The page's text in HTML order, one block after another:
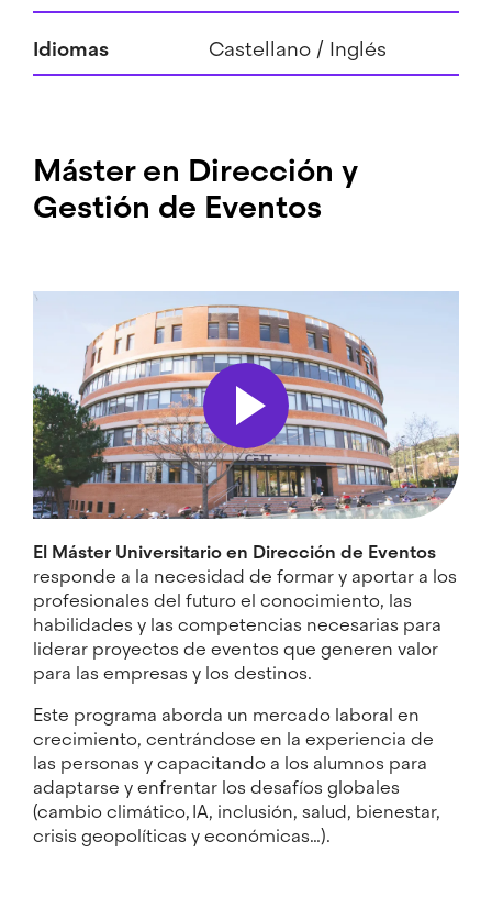
Idiomas Castellano Inglés
Máster en Dirección y
Gestión de Eventos
El Máster Universitario en Dirección de Eventos
responde a la necesidad de formar y aportar a los
profesionales del futuro el conocimiento, las
habilidades y las competencias necesarias para
liderar proyectos de eventos que generen valor
para las empresas y los destinos.
Este programa aborda un mercado laboral en
crecimiento, centrándose en la experiencia de
las personas y capacitando a los alumnos para
adaptarse y enfrentar los desafíos globales
(cambio climático, IA, inclusión, salud, bienestar,
crisis geopolíticas y económicas…).